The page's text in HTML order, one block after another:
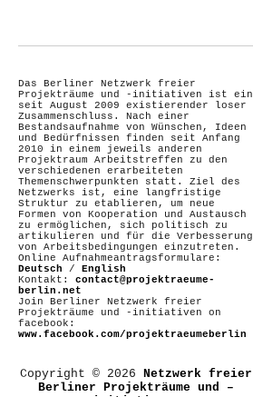
Das Berliner Netzwerk freier
Projekträume und -initiativen ist ein
seit August 2009 existierender loser
Zusammenschluss. Nach einer
Bestandsaufnahme von Wünschen, Ideen
und Bedürfnissen finden seit Anfang
2010 in einem jeweils anderen
Projektraum Arbeitstreffen zu den
verschiedenen erarbeiteten
Themenschwerpunkten statt. Ziel des
Netzwerks ist, eine langfristige
Struktur zu etablieren, um neue
Formen von Kooperation und Austausch
zu ermöglichen, sich politisch zu
artikulieren und für die Verbesserung
von Arbeitsbedingungen einzutreten.
Online Aufnahmeantragsformulare:
Deutsch / English
Kontakt: contact@projektraeume-
berlin.net
Join Berliner Netzwerk freier
Projekträume und -initiativen on
facebook:
www.facebook.com/projektraeumeberlin
Copyright © 2026 Netzwerk freier
Berliner Projekträume und –